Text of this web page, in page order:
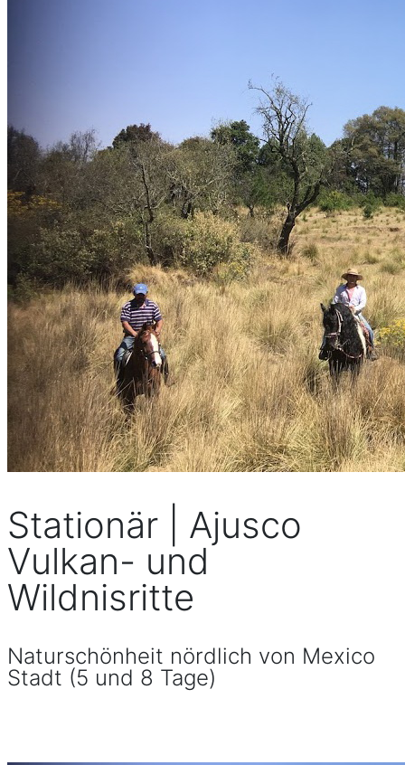
Stationär | Ajusco
Vulkan- und
Wildnisritte
Naturschönheit nördlich von Mexico
Stadt (5 und 8 Tage)